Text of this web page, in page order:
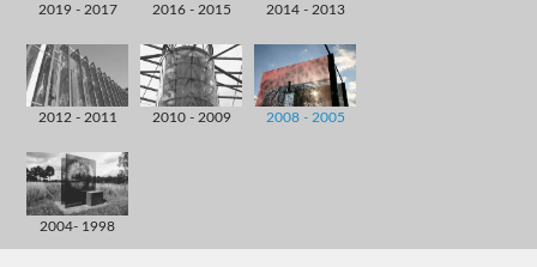
2019 - 2017 2016 - 2015 2014 - 2013
2012 - 2011 2010 - 2009 2008 - 2005
2004- 1998